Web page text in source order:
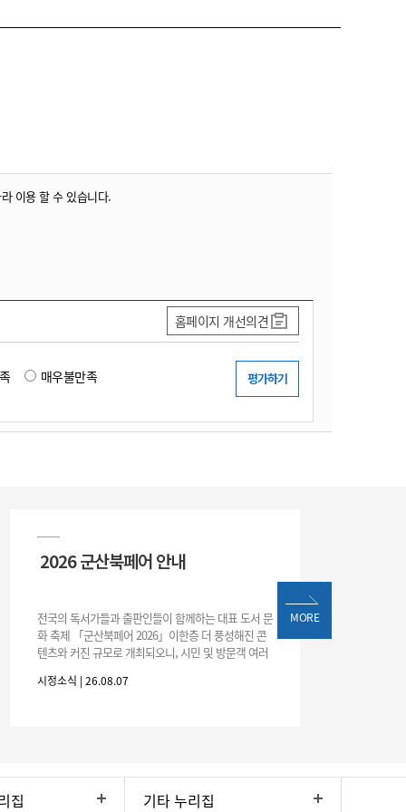
이용 할 수 있습니다.
홈페이지 개선의견
매우불만족
2026 군산북페어 안내
전국의 독서가들과 출판인들이 함께하는 대표 도서 문
화 축제 「군산북페어 2026」이한층 더 풍성해진 콘
텐츠와 커진 규모로 개최되오니, 시민 및 방문객 여러
간: 2026. 8. 28.
시정소식 | 26.08.07
MORE
집 기타 누리집